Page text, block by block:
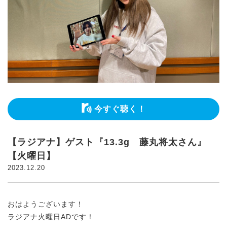
今すぐ聴く！
【ラジアナ】ゲスト『13.3g 藤丸将太さん』
【火曜日】
2023.12.20
おはようございます！
ラジアナ火曜日ADです！